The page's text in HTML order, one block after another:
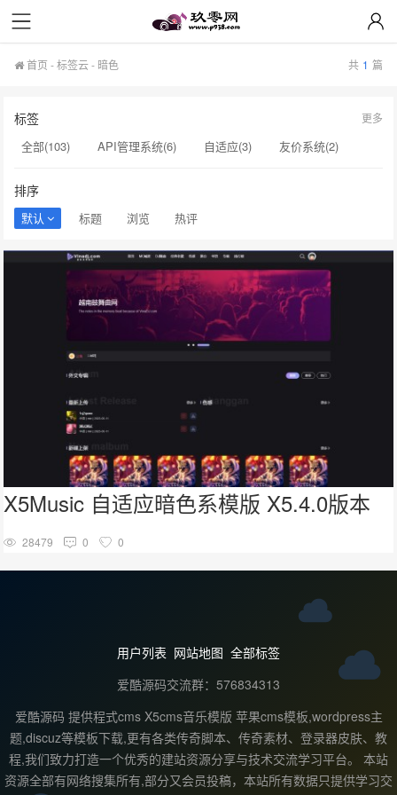
首页 -标签云- 暗色 共 1 篇
标签
全部(103) API管理系统(6) 自适应(3)
友价系统(2)
网址(2)
酷狗音乐(2) 音乐模版(2)
会员站模版(1)
传奇会员站(1)
传奇版本库(1)
dj107模板(1)
自适应模板(1) dj107(1)
v4.2(1)
舞曲网站源码(1)
更多
排序
默认 标题 浏览 热评
X5cms模板/插件
X5Music 自适应暗色系模版 X5.4.0版本
28479 0 0
用户列表 网站地图 全部标签
爱酷源码交流群：576834313
爱酷源码 提供程式cms X5cms音乐模版 苹果cms模板,wordpress主
题,discuz等模板下载,更有各类传奇脚本、传奇素材、登录器皮肤、教
程,我们致力打造一个优秀的建站资源分享与技术交流学习平台。 本站
资源全部有网络搜集所有,部分又会员投稿，本站所有数据只提供学习交